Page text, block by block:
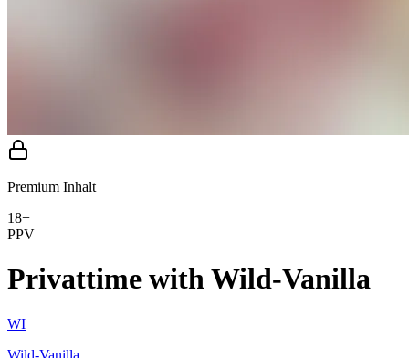
Premium Inhalt
18+
PPV
Privattime with Wild-Vanilla
WI
Wild-Vanilla